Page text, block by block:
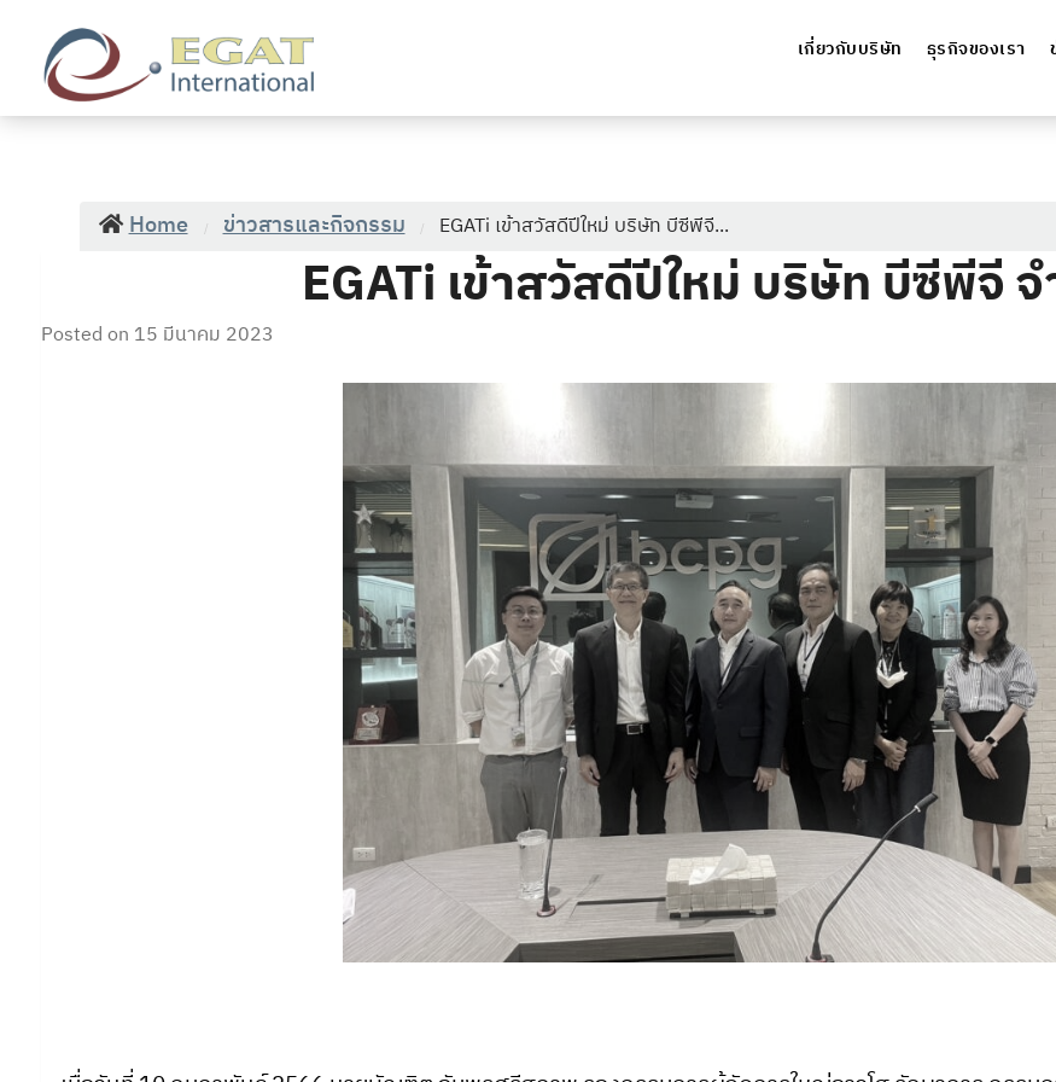
เกี่ยวกับบริษัท ธุรกิจของเรา
Home / ข่าวสารและกิจกรรม / EGATi เข้าสวัสดีปีใหม่ บริษัท บีซีพีจี...
EGATi เข้าสวัสดีปีใหม่ บริษัท บีซีพีจี
Posted on 15 มีนาคม 2023